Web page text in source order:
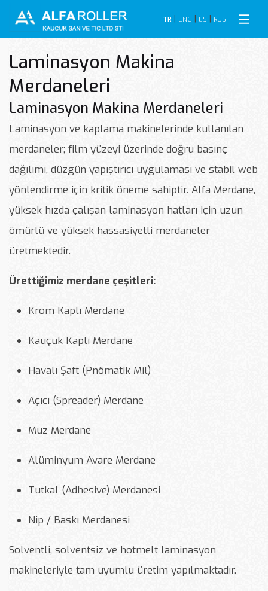
TR | ENG | ES | RUS
Laminasyon Makina
Merdaneleri
Laminasyon Makina Merdaneleri
Laminasyon ve kaplama makinelerinde kullanılan
merdaneler; film yüzeyi üzerinde doğru basınç
dağılımı, düzgün yapıştırıcı uygulaması ve stabil web
yönlendirme için kritik öneme sahiptir. Alfa Merdane,
yüksek hızda çalışan laminasyon hatları için uzun
ömürlü ve yüksek hassasiyetli merdaneler
üretmektedir.
Ürettiğimiz merdane çeşitleri:
Krom Kaplı Merdane
Kauçuk Kaplı Merdane
Havalı Şaft (Pnömatik Mil)
Açıcı (Spreader) Merdane
Muz Merdane
Alüminyum Avare Merdane
Tutkal (Adhesive) Merdanesi
Nip / Baskı Merdanesi
Solventli, solventsiz ve hotmelt laminasyon
makineleriyle tam uyumlu üretim yapılmaktadır.